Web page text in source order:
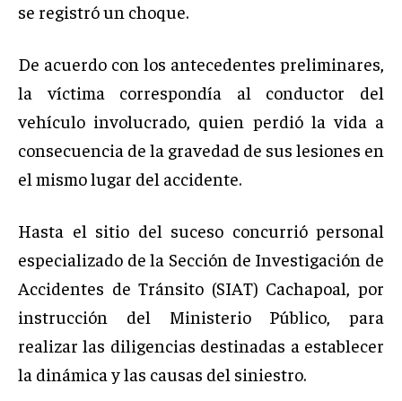
se registró un choque.
De acuerdo con los antecedentes preliminares,
la víctima correspondía al conductor del
vehículo involucrado, quien perdió la vida a
consecuencia de la gravedad de sus lesiones en
el mismo lugar del accidente.
Hasta el sitio del suceso concurrió personal
especializado de la Sección de Investigación de
Accidentes de Tránsito (SIAT) Cachapoal, por
instrucción del Ministerio Público, para
realizar las diligencias destinadas a establecer
la dinámica y las causas del siniestro.